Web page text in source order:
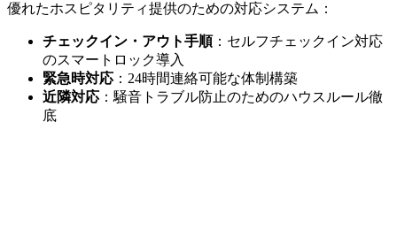
優れたホスピタリティ提供のための対応システム：
チェックイン・アウト手順：セルフチェックイン対応
のスマートロック導入
緊急時対応 ：24時間連絡可能な体制構築
近隣対応 ：騒音トラブル防止のためのハウスルール徹
底